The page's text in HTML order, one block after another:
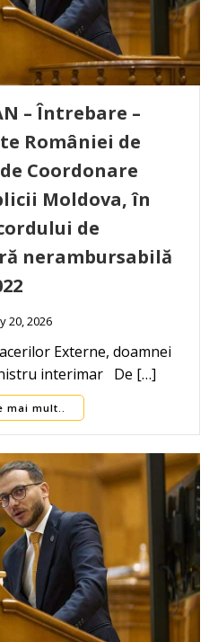
– Întrebare –
României de
Coordonare
Moldova, în
de
nerambursabilă
20, 2026
Externe, doamnei
interimar De […]
mai mult..